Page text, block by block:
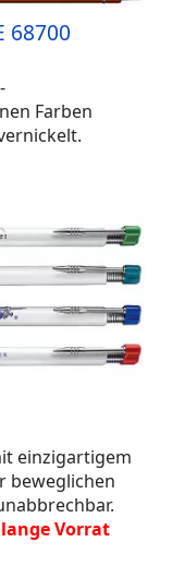
68700
Farben
einzigartigem
beweglichen
Vorrat